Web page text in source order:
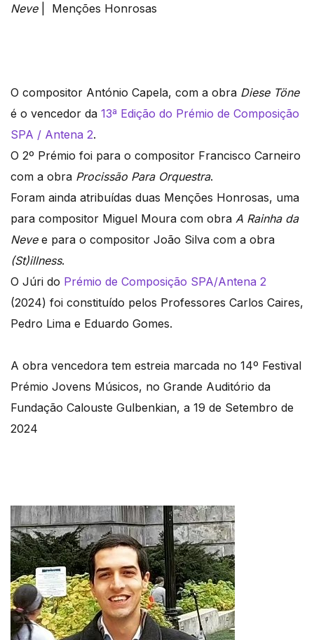
Neve| Menções Honrosas
O compositor António Capela, com a obra Diese Töne
é o vencedor da 13ª Edição do Prémio de Composição
SPA / Antena 2.
O 2º Prémio foi para o compositor Francisco Carneiro
com a obra Procissão Para Orquestra.
Foram ainda atribuídas duas Menções Honrosas, uma
para compositor Miguel Moura com obra A Rainha da
Nevee para o compositor João Silva com a obra
(St)illness.
O Júri do Prémio de Composição SPA/Antena 2
(2024) foi constituído pelos Professores Carlos Caires,
Pedro Lima e Eduardo Gomes.
A obra vencedora tem estreia marcada no 14º Festival
Prémio Jovens Músicos, no Grande Auditório da
Fundação Calouste Gulbenkian, a 19 de Setembro de
2024